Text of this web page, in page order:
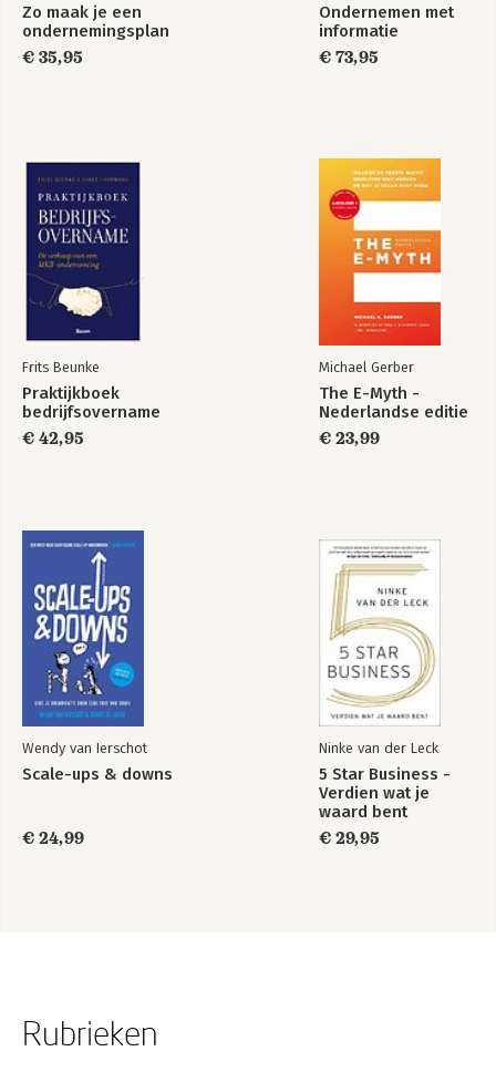
Zo maak je een
ondernemingsplan
€ 35,95
Ondernemen met
informatie
€ 73,95
Frits Beunke
Praktijkboek
bedrijfsovername
€ 42,95
Michael Gerber
The E-Myth -
Nederlandse editie
€ 23,99
Wendy van Ierschot
Scale-ups & downs
€ 24,99
Ninke van der Leck
5 Star Business -
Verdien wat je
waard bent
€ 29,95
Rubrieken